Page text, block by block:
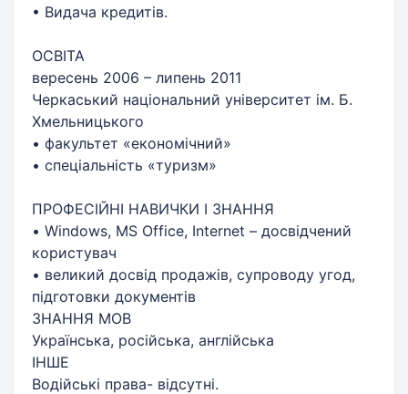
• Видача кредитів.
ОСВІТА
вересень 2006 – липень 2011
Черкаський національний університет ім. Б.
Хмельницького
• факультет «економічний»
• спеціальність «туризм»
ПРОФЕСІЙНІ НАВИЧКИ І ЗНАННЯ
• Windows, MS Office, Internet – досвідчений
користувач
• великий досвід продажів, супроводу угод,
підготовки документів
ЗНАННЯ МОВ
Українська, російська, англійська
ІНШЕ
Водійські права- відсутні.